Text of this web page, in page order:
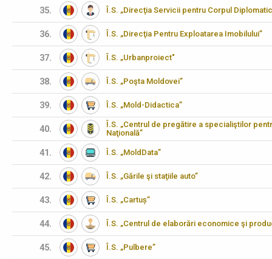
35. Î.S. „Direcţia Servicii pentru Corpul
36. Î.S. „Direcţia Pentru Exploatarea Imobilului”
37. Î.S. „Urbanproiect"
38. Î.S. „Poşta Moldovei”
39. Î.S. „Mold-Didactica”
40.
Î.S. „Centrul de pregătire a specialiştilor
Naţională”
41. Î.S. „MoldData”
42. Î.S. „Gările şi staţiile auto”
43. Î.S. „Cartuș”
44. Î.S. „Centrul de elaborări economice şi
45. Î.S. „Pulbere”